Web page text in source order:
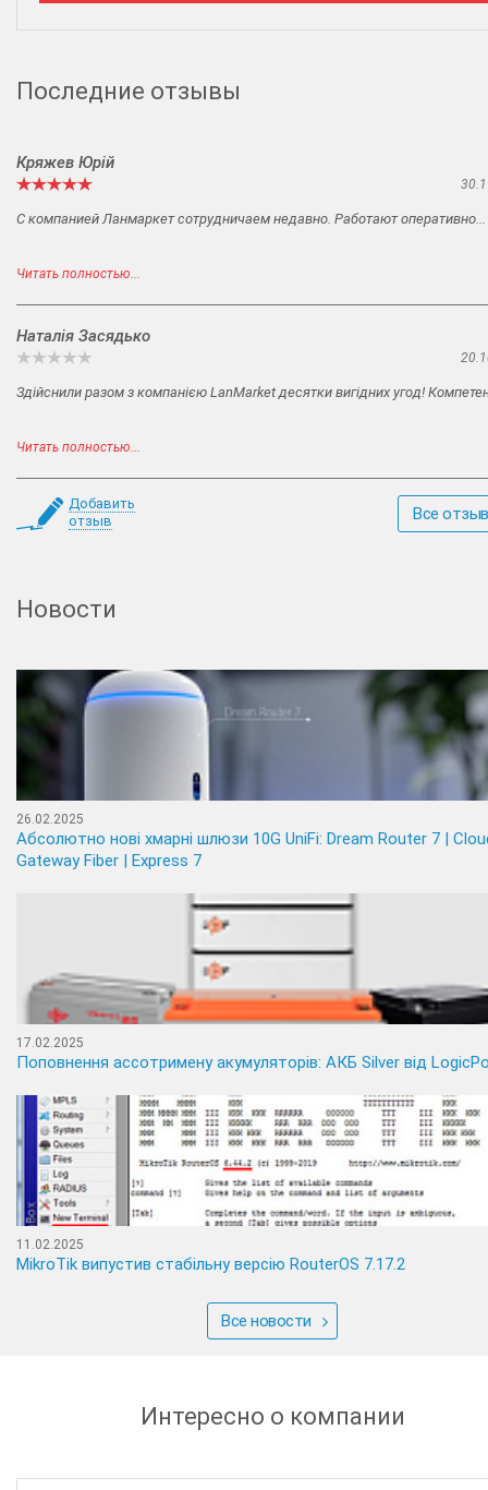
Последние отзывы
Кряжев Юрій
С компанией Ланмаркет сотрудничаем недавно. Работают оперативно...
Читать полностью...
Наталія Засядько
Здійснили разом з компанією LanMarket десятки вигідних угод!
Читать полностью...
Добавить
отзыв
Все
Новости
26.02.2025
Абсолютно нові хмарні шлюзи 10G UniFi: Dream Router 7 |
Gateway Fiber | Express 7
17.02.2025
Поповнення ассотримену акумуляторів: АКБ Silver від
11.02.2025
MikroTik випустив стабільну версію RouterOS 7.17.2
Все новости
Интересно о компании